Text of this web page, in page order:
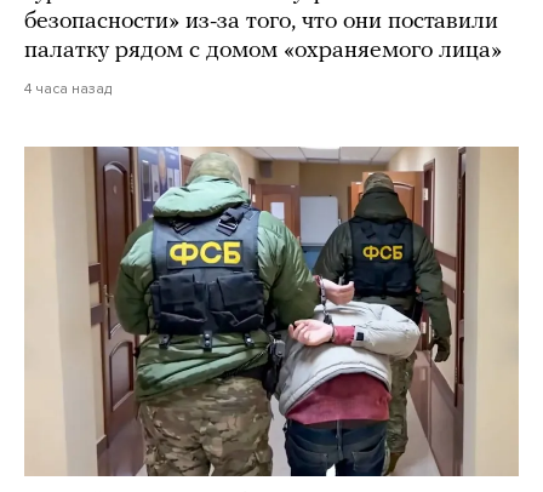
безопасности» из-за того, что они поставили
палатку рядом с домом «охраняемого лица»
4 часа назад